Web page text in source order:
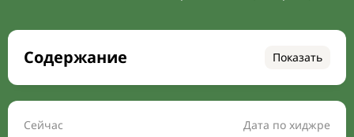
Содержание Показать
Время намаза на сегодня
Расписание на месяц
Сейчас Дата по хиджре